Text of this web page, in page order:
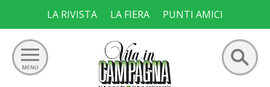
content
LA RIVISTA LA FIERA PUNTI AMICI